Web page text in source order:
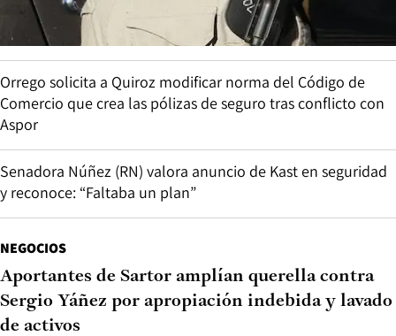
Orrego solicita a Quiroz modificar norma del Código de
Comercio que crea las pólizas de seguro tras conflicto con
Aspor
Senadora Núñez (RN) valora anuncio de Kast en seguridad
y reconoce: “Faltaba un plan”
NEGOCIOS
Aportantes de Sartor amplían querella contra
Sergio Yáñez por apropiación indebida y lavado
de activos